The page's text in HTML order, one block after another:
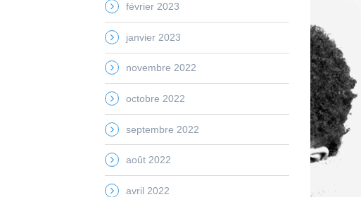
février 2023
janvier 2023
novembre 2022
octobre 2022
septembre 2022
août 2022
avril 2022